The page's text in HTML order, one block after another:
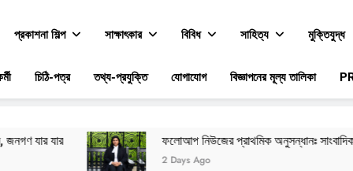
প্রকাশনা শিল্প সাক্ষাৎকার বিবিধ সাহিত্য মুক্তিযুদ্ধ
চিঠি-পত্র তথ্য-প্রযুক্তি যোগাযোগ বিজ্ঞাপনের মূল্য তালিকা
ফলোআপ নিউজের প্রাথমিক অনুসন্ধানঃ সাংবাদিকদের সমালোচনার মাঝেও দক্ষিণ বন্ডের